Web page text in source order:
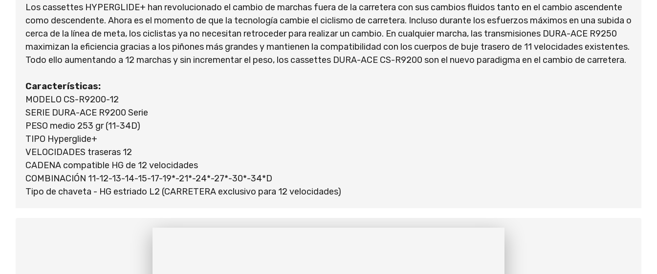
Los cassettes HYPERGLIDE+ han revolucionado el cambio de marchas fuera de la carretera con sus cambios fluidos tanto en el cambio ascendente
como descendente. Ahora es el momento de que la tecnología cambie el ciclismo de carretera. Incluso durante los esfuerzos máximos en una subida o
cerca de la línea de meta, los ciclistas ya no necesitan retroceder para realizar un cambio. En cualquier marcha, las transmisiones DURA-ACE R9250
maximizan la eficiencia gracias a los piñones más grandes y mantienen la compatibilidad con los cuerpos de buje trasero de 11 velocidades existentes.
Todo ello aumentando a 12 marchas y sin incrementar el peso, los cassettes DURA-ACE CS-R9200 son el nuevo paradigma en el cambio de carretera.
Características:
MODELO CS-R9200-12
SERIE DURA-ACE R9200 Serie
PESO medio 253 gr (11-34D)
TIPO Hyperglide+
VELOCIDADES traseras 12
CADENA compatible HG de 12 velocidades
COMBINACIÓN 11-12-13-14-15-17-19*-21*-24*-27*-30*-34*D
Tipo de chaveta - HG estriado L2 (CARRETERA exclusivo para 12 velocidades)